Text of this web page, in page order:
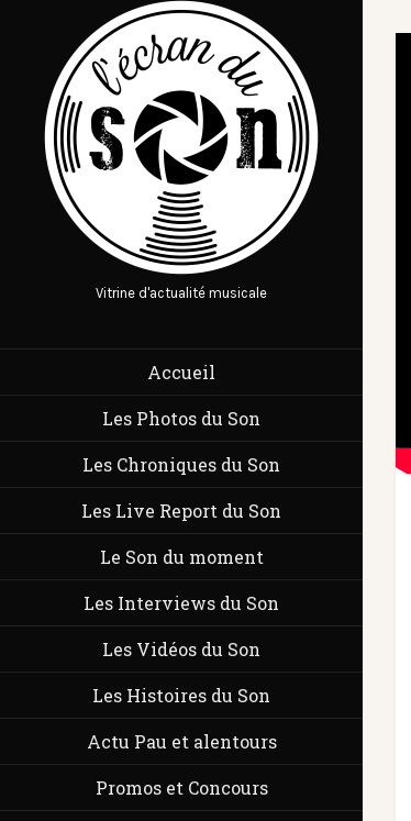
Vitrine d'actualité musicale
Accueil
Les Photos du Son
Les Chroniques du Son
Les Live Report du Son
Le Son du moment
Les Interviews du Son
Les Vidéos du Son
Les Histoires du Son
Actu Pau et alentours
Promos et Concours